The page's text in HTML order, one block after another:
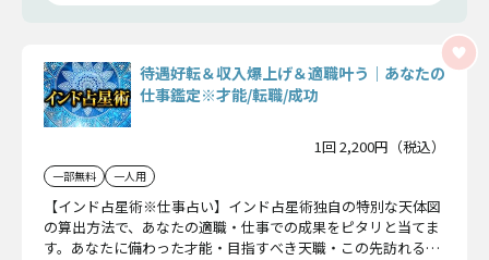
待遇好転＆収入爆上げ＆適職叶う｜あなたの
仕事鑑定※才能/転職/成功
1回 2,200円（税込）
一部無料 一人用
【インド占星術※仕事占い】インド占星術独自の特別な天体図
の算出方法で、あなたの適職・仕事での成果をピタリと当てま
す。あなたに備わった才能・目指すべき天職・この先訪れる成